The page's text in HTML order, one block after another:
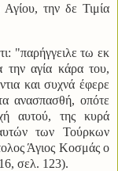
την δε Τιμία
"παρήγγειλε τω εκ
την αγία κάρα του,
και συχνά έφερε
ανασπασθή, οπότε
αυτού, της κυρά
των Τούρκων
Άγιος Κοσμάς ο
σελ. 123).